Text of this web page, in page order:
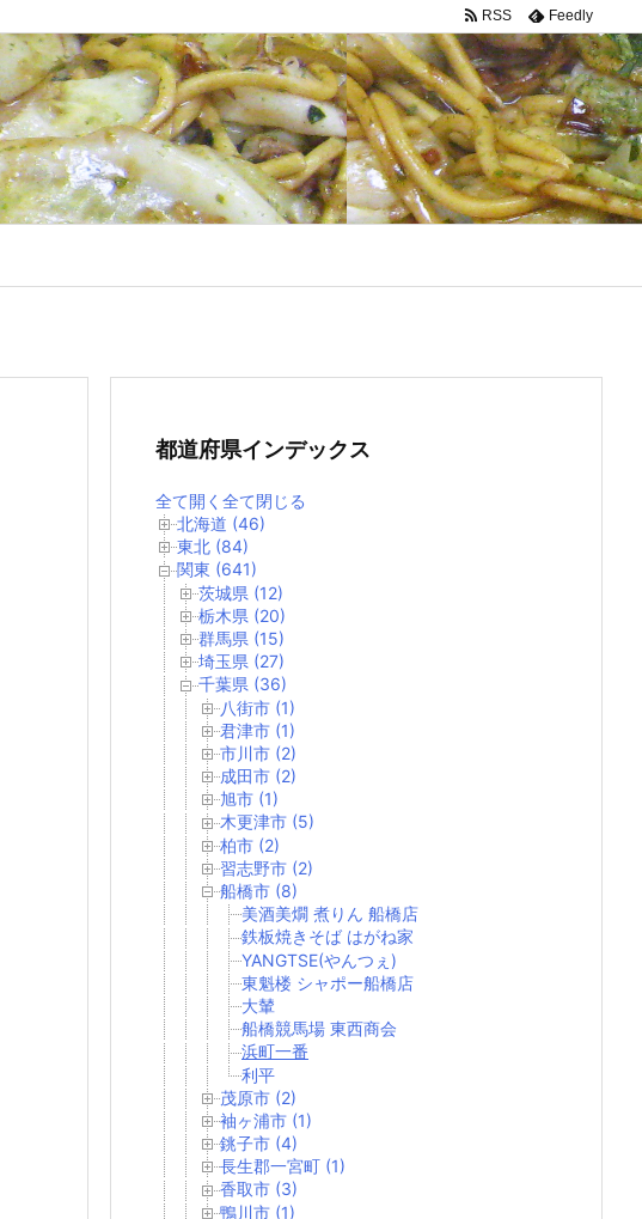
RSS Feedly
都道府県インデックス
全て開く 全て閉じる
北海道 (46)
東北 (84)
関東 (641)
茨城県 (12)
栃木県 (20)
群馬県 (15)
埼玉県 (27)
千葉県 (36)
八街市 (1)
君津市 (1)
市川市 (2)
成田市 (2)
旭市 (1)
木更津市 (5)
柏市 (2)
習志野市 (2)
船橋市 (8)
美酒美燗 煮りん 船橋店
鉄板焼きそば はがね家
YANGTSE(やんつぇ)
東魁楼 シャポー船橋店
大輦
船橋競馬場 東西商会
浜町一番
利平
茂原市 (2)
袖ヶ浦市 (1)
銚子市 (4)
長生郡一宮町 (1)
香取市 (3)
鴨川市 (1)